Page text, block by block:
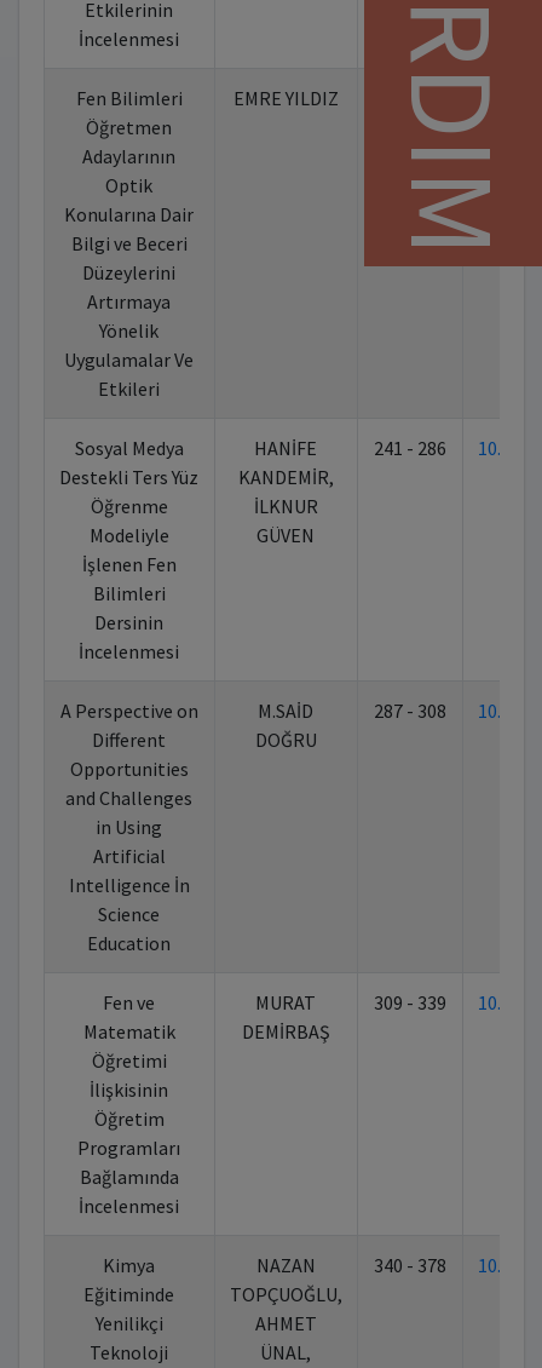
Etkilerinin
İncelenmesi
Fen Bilimleri
Öğretmen
Adaylarının
Optik
Konularına Dair
Bilgi ve Beceri
Düzeylerini
Artırmaya
Yönelik
Uygulamalar Ve
Etkileri
EMRE YILDIZ 164 - 240
Sosyal Medya
Destekli Ters Yüz
Öğrenme
Modeliyle
İşlenen Fen
Bilimleri
Dersinin
İncelenmesi
HANİFE
KANDEMİR,
İLKNUR
GÜVEN
241 - 286
A Perspective on
Different
Opportunities
and Challenges
in Using
Artificial
Intelligence İn
Science
Education
M.SAİD
DOĞRU
287 - 308
Fen ve
Matematik
Öğretimi
İlişkisinin
Öğretim
Programları
Bağlamında
İncelenmesi
MURAT
DEMİRBAŞ
309 - 339
Kimya
Eğitiminde
Yenilikçi
Teknoloji
NAZAN
TOPÇUOĞLU,
AHMET
ÜNAL,
340 - 378